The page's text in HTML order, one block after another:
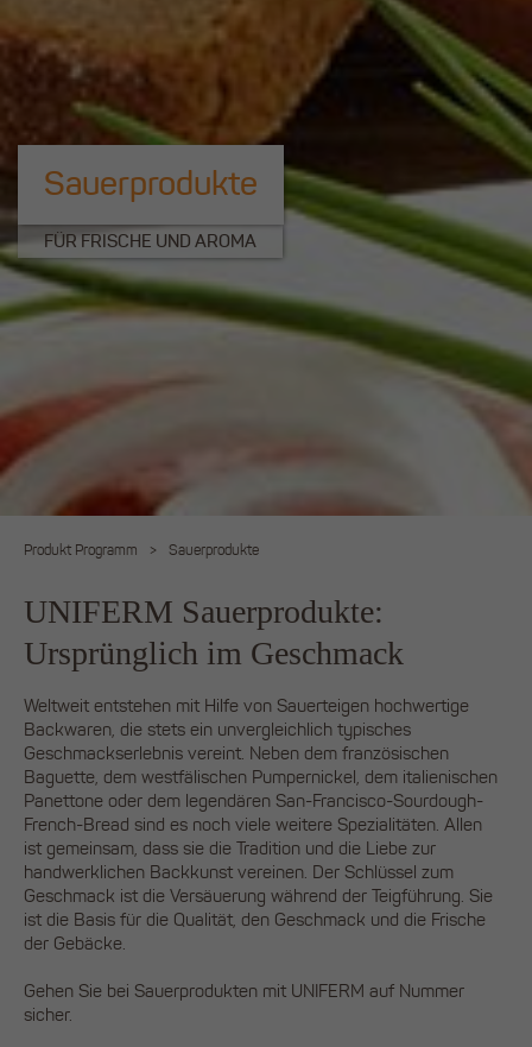
Sauerprodukte
FÜR FRISCHE UND AROMA
Produkt Programm > Sauerprodukte
UNIFERM Sauerprodukte:
Ursprünglich im Geschmack
Weltweit entstehen mit Hilfe von Sauerteigen hochwertige
Backwaren, die stets ein unvergleichlich typisches
Geschmackserlebnis vereint. Neben dem französischen
Baguette, dem westfälischen Pumpernickel, dem italienischen
Panettone oder dem legendären San-Francisco-Sourdough-
French-Bread sind es noch viele weitere Spezialitäten. Allen
ist gemeinsam, dass sie die Tradition und die Liebe zur
handwerklichen Backkunst vereinen. Der Schlüssel zum
Geschmack ist die Versäuerung während der Teigführung. Sie
ist die Basis für die Qualität, den Geschmack und die Frische
der Gebäcke.
Gehen Sie bei Sauerprodukten mit UNIFERM auf Nummer
sicher.